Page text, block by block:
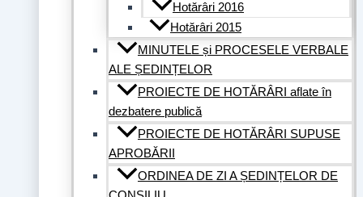
Hotărâri 2016
Hotărâri 2015
MINUTELE și PROCESELE VERBALE
ALE ȘEDINȚELOR
PROIECTE DE HOTĂRÂRI aflate în
dezbatere publică
PROIECTE DE HOTĂRÂRI SUPUSE
APROBĂRII
ORDINEA DE ZI A ȘEDINȚELOR DE